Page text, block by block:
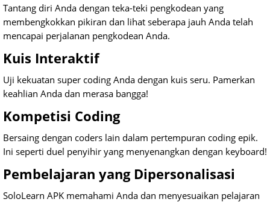
Tantang diri Anda dengan teka-teki pengkodean yang
membengkokkan pikiran dan lihat seberapa jauh Anda telah
mencapai perjalanan pengkodean Anda.
Kuis Interaktif
Uji kekuatan super coding Anda dengan kuis seru. Pamerkan
keahlian Anda dan merasa bangga!
Kompetisi Coding
Bersaing dengan coders lain dalam pertempuran coding epik.
Ini seperti duel penyihir yang menyenangkan dengan keyboard!
Pembelajaran yang Dipersonalisasi
SoloLearn APK memahami Anda dan menyesuaikan pelajaran